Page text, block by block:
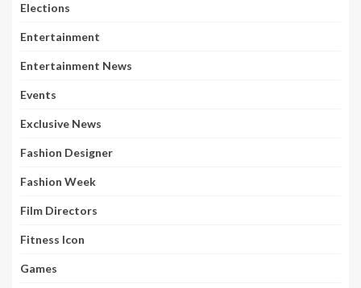
Elections
Entertainment
Entertainment News
Events
Exclusive News
Fashion Designer
Fashion Week
Film Directors
Fitness Icon
Games